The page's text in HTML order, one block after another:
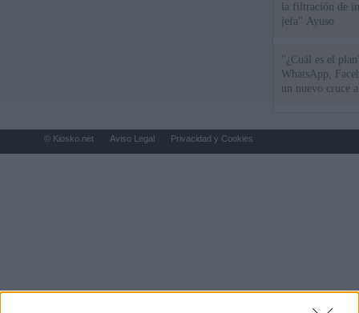
la filtración de
jefa" Ayuso
"¿Cuál es el
WhatsApp,
un nuevo cruce
© Kiosko.net Aviso Legal Privacidad y Cookies